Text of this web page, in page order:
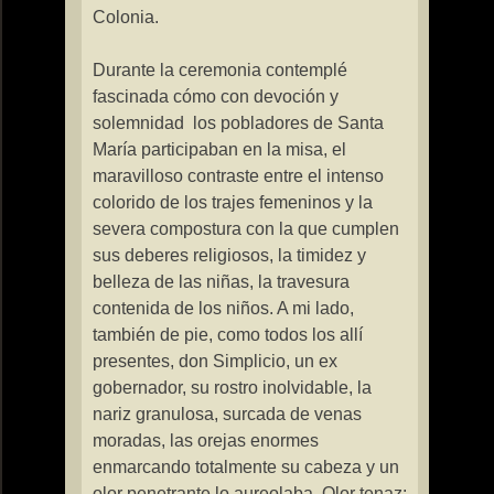
Colonia.
Durante la ceremonia contemplé
fascinada cómo con devoción y
solemnidad
los pobladores de Santa
María participaban en la misa, el
maravilloso contraste entre el intenso
colorido de los trajes femeninos y la
severa compostura con la que cumplen
sus deberes religiosos, la timidez y
belleza de las niñas, la travesura
contenida de los niños. A mi lado,
también de pie, como todos los allí
presentes, don Simplicio, un ex
gobernador, su rostro inolvidable, la
nariz granulosa, surcada de venas
moradas, las orejas enormes
enmarcando totalmente su cabeza y un